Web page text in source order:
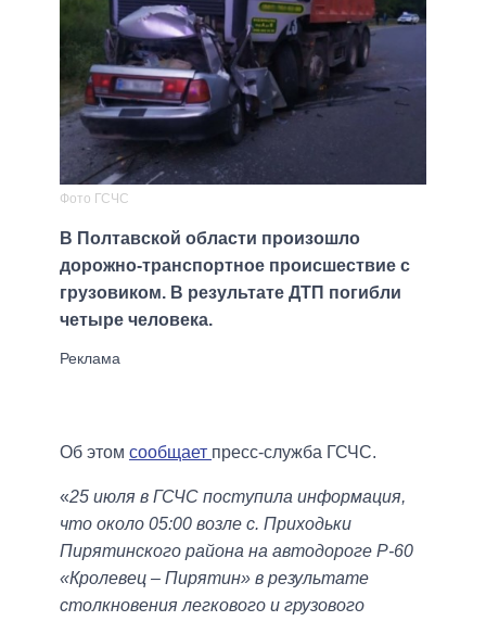
Фото ГСЧС
В Полтавской области произошло
дорожно-транспортное происшествие с
грузовиком. В результате ДТП погибли
четыре человека.
Об этом сообщает пресс-служба ГСЧС.
«25 июля в ГСЧС поступила информация,
что около 05:00 возле с. Приходьки
Пирятинского района на автодороге Р-60
«Кролевец – Пирятин» в результате
столкновения легкового и грузового